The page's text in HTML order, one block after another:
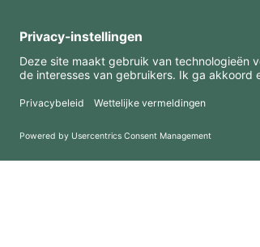
FAQ
Gebruiksvoorwaarden
Privacybeleid
Copyright 2026 © Amorim Cork Solutions. All rights reserved.